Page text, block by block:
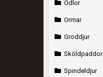
Ödlor
Ormar
Groddjur
Sköldpaddor
Spindeldjur